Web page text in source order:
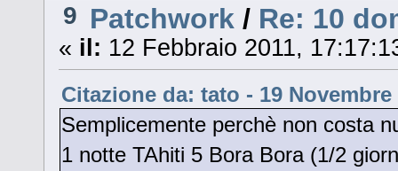
9 Patchwork / Re: 10
« il: 12 Febbraio 2011,
Citazione da: tato - 19 Novembre
Semplicemente perchè non costa
1 notte TAhiti 5 Bora Bora (1/2